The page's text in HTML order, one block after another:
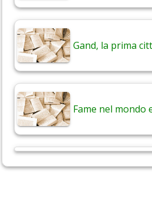
Gand, la prima
Fame nel mondo